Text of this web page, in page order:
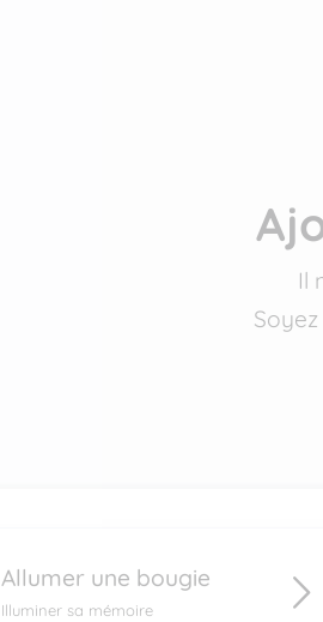
Il
Allumer une bougie
Illuminer sa mémoire